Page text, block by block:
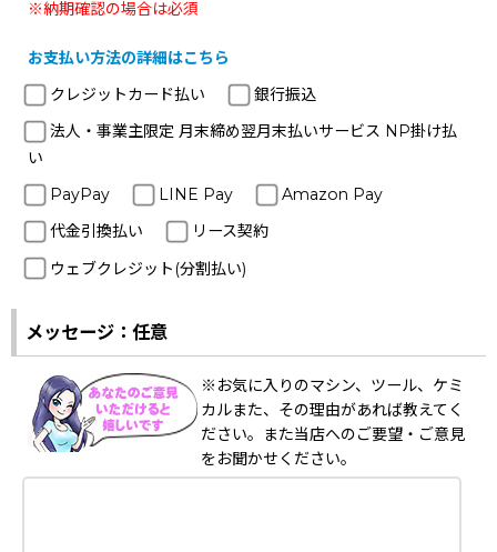
※納期確認の場合は必須
お支払い方法の詳細はこちら
クレジットカード払い
銀行振込
法人・事業主限定 月末締め翌月末払いサービス NP掛け払
い
PayPay
LINE Pay
Amazon Pay
代金引換払い
リース契約
ウェブクレジット(分割払い)
メッセージ：任意
※お気に入りのマシン、ツール、ケミ
カルまた、その理由があれば教えてく
ださい。また当店へのご要望・ご意見
をお聞かせください。